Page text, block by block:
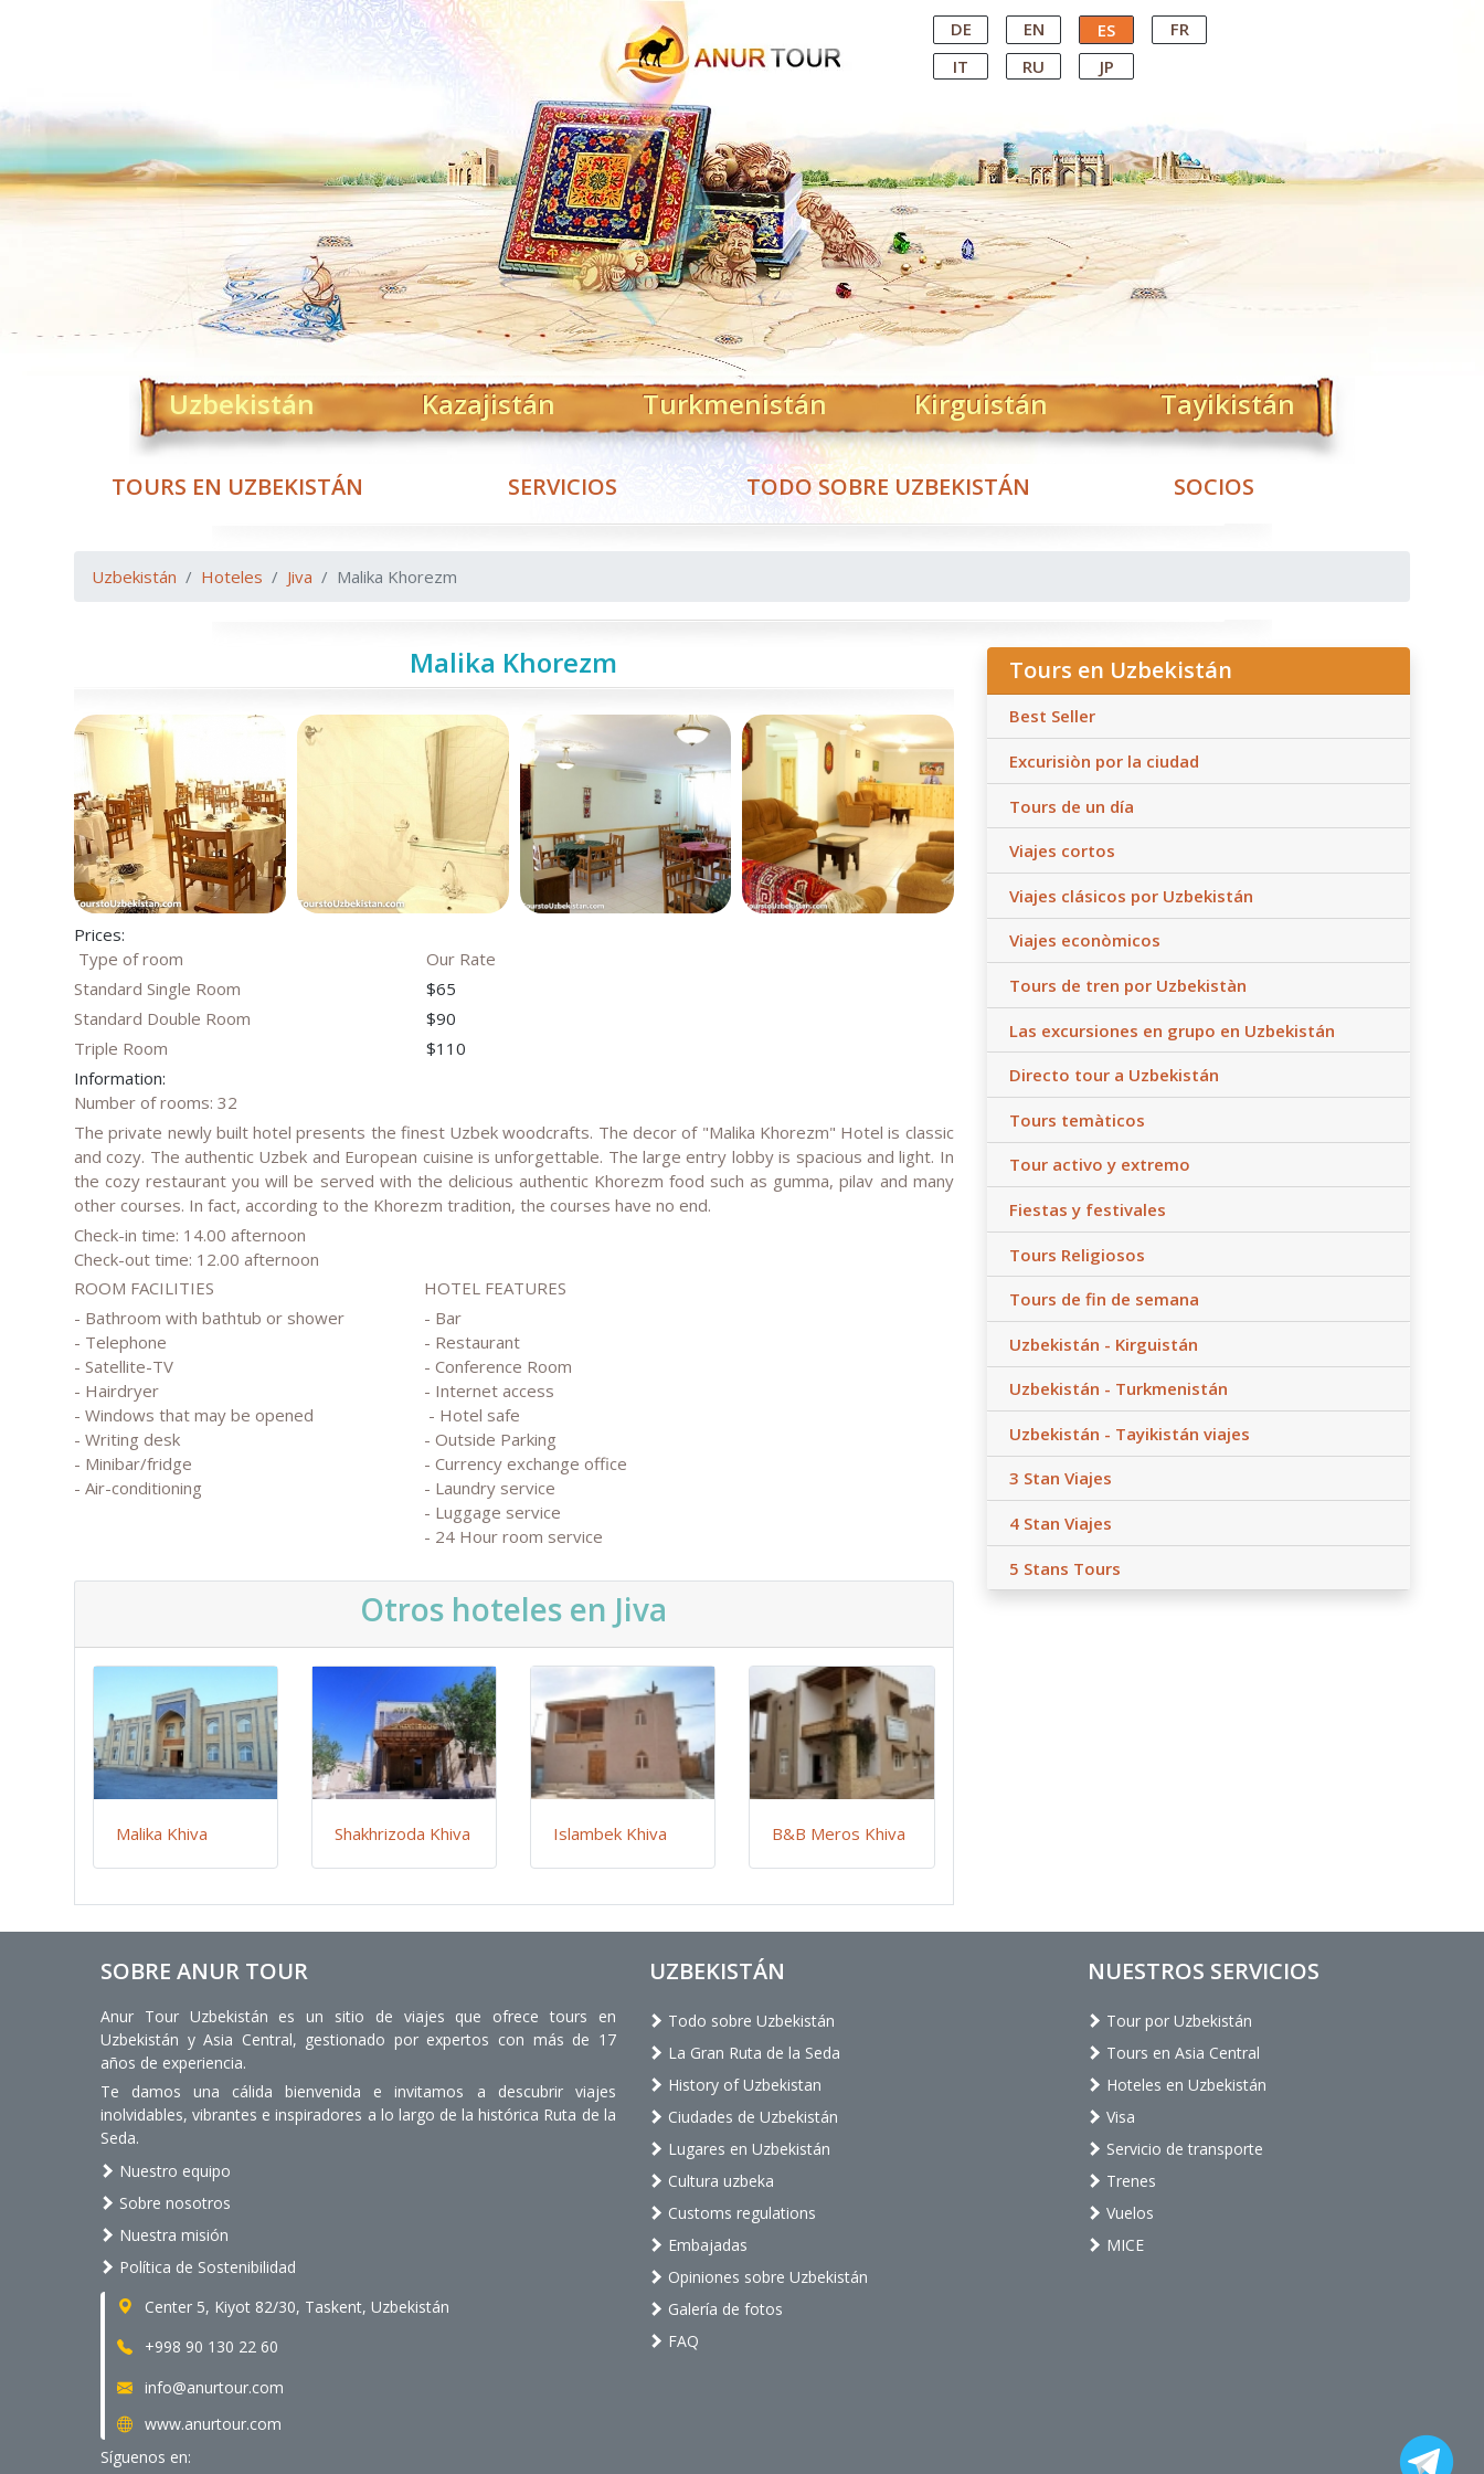
Central Asian Tour Operator DE EN ES
FR
IT
RU JP
Uzbekistán Kazajistán Turkmenistán Kirguistán Tayikistán
TOURS EN UZBEKISTÁN SERVICIOS TODO SOBRE UZBEKISTÁN SOCIOS
Uzbekistán Hoteles Jiva Malika Khorezm
Malika Khorezm
Prices:
Type of room
Our Rate
Standard Single Room
$65
Standard Double Room
$90
Triple Room
$110
Information:
Number of rooms: 32
The private newly built hotel presents the finest Uzbek woodcrafts. The decor of "Malika Khorezm" Hotel is classic
and cozy. The authentic Uzbek and European cuisine is unforgettable. The large entry lobby is spacious and light. In
the cozy restaurant you will be served with the delicious authentic Khorezm food such as gumma, pilav and many
other courses. In fact, according to the Khorezm tradition, the courses have no end.
Check-in time: 14.00 afternoon
Check-out time: 12.00 afternoon
ROOM FACILITIES
HOTEL FEATURES
- Bathroom with bathtub or shower
- Telephone
- Satellite-TV
- Hairdryer
- Windows that may be opened
- Writing desk
- Minibar/fridge
- Air-conditioning
- Bar
- Restaurant
- Conference Room
- Internet access
- Hotel safe
- Outside Parking
- Currency exchange office
- Laundry service
- Luggage service
- 24 Hour room service
Otros hoteles en Jiva
Malika Khiva Shakhrizoda Khiva Islambek Khiva B&B Meros Khiva
Tours en Uzbekistán
Best Seller
Excurisiòn por la ciudad
Tours de un día
Viajes cortos
Viajes clásicos por Uzbekistán
Viajes econòmicos
Tours de tren por Uzbekistàn
Las excursiones en grupo en Uzbekistán
Directo tour a Uzbekistán
Tours temàticos
Tour activo y extremo
Fiestas y festivales
Tours Religiosos
Tours de fin de semana
Uzbekistán - Kirguistán
Uzbekistán - Turkmenistán
Uzbekistán - Tayikistán viajes
3 Stan Viajes
4 Stan Viajes
5 Stans Tours
SOBRE ANUR TOUR
Anur Tour Uzbekistán es un sitio de viajes que ofrece tours en
Uzbekistán y Asia Central, gestionado por expertos con más de 17
años de experiencia.
Te damos una cálida bienvenida e invitamos a descubrir viajes
inolvidables, vibrantes e inspiradores a lo largo de la histórica Ruta de la
Seda.
Nuestro equipo
Sobre nosotros
Nuestra misión
Política de Sostenibilidad
Center 5, Kiyot 82/30, Taskent, Uzbekistán
+998 90 130 22 60
info@anurtour.com
www.anurtour.com
Síguenos en:
UZBEKISTÁN
Todo sobre Uzbekistán
La Gran Ruta de la Seda
History of Uzbekistan
Ciudades de Uzbekistán
Lugares en Uzbekistán
Cultura uzbeka
Customs regulations
Embajadas
Opiniones sobre Uzbekistán
Galería de fotos
FAQ
NUESTROS SERVICIOS
Tour por Uzbekistán
Tours en Asia Central
Hoteles en Uzbekistán
Visa
Servicio de transporte
Trenes
Vuelos
MICE